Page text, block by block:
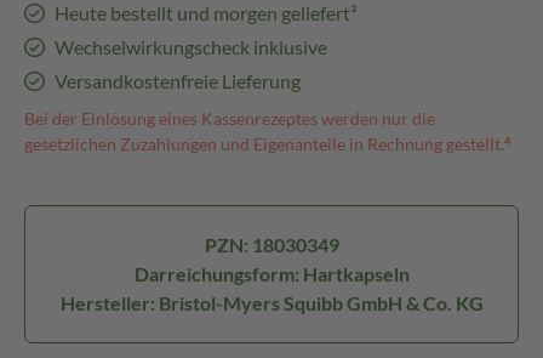
Heute bestellt und morgen geliefert³
Wechselwirkungscheck inklusive
Versandkostenfreie Lieferung
Bei der Einlösung eines Kassenrezeptes werden nur die
gesetzlichen Zuzahlungen und Eigenanteile in Rechnung gestellt.⁴
PZN: 18030349
Darreichungsform: Hartkapseln
Hersteller: Bristol-Myers Squibb GmbH & Co. KG